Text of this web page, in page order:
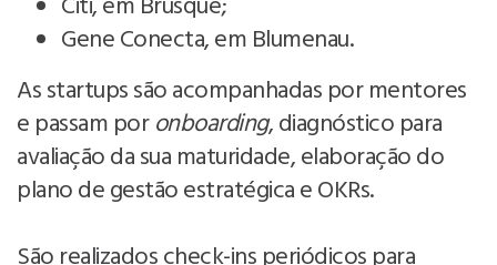
Gene Conecta, em Blumenau.
As startups são acompanhadas por mentores
e passam poronboarding, diagnóstico para
avaliação da sua maturidade, elaboração do
plano de gestão estratégica e OKRs.
São realizados check-ins periódicos para